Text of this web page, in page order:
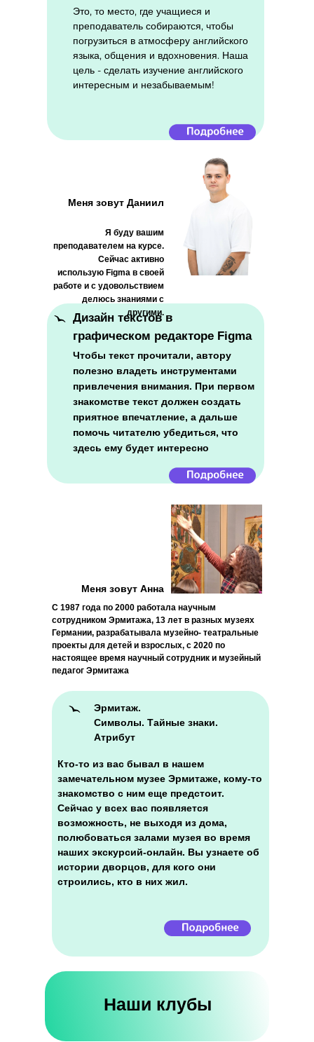
Это, то место, где учащиеся и
преподаватель собираются, чтобы
погрузиться в атмосферу английского
языка, общения и вдохновения. Наша
цель - сделать изучение английского
интересным и незабываемым!
Дизайн текстов в
графическом редакторе Figma
Чтобы текст прочитали, автору
полезно владеть инструментами
привлечения внимания. При первом
знакомстве текст должен создать
приятное впечатление, а дальше
помочь читателю убедиться, что
здесь ему будет интересно
Меня зовут Даниил
Я буду вашим
преподавателем на курсе.
Сейчас активно
использую Figma в своей
работе и с удовольствием
делюсь знаниями с
другими.
Эрмитаж.
Символы. Тайные знаки.
Атрибут
Кто-то из вас бывал в нашем
замечательном музее Эрмитаже, кому-то
знакомство с ним еще предстоит.
Сейчас у всех вас появляется
возможность, не выходя из дома,
полюбоваться залами музея во время
наших экскурсий-онлайн. Вы узнаете об
истории дворцов, для кого они
строились, кто в них жил.
Меня зовут Анна
С 1987 года по 2000 работала научным
сотрудником Эрмитажа, 13 лет в разных музеях
Германии, разрабатывала музейно- театральные
проекты для детей и взрослых, с 2020 по
настоящее время научный сотрудник и музейный
педагог Эрмитажа
Наши клубы